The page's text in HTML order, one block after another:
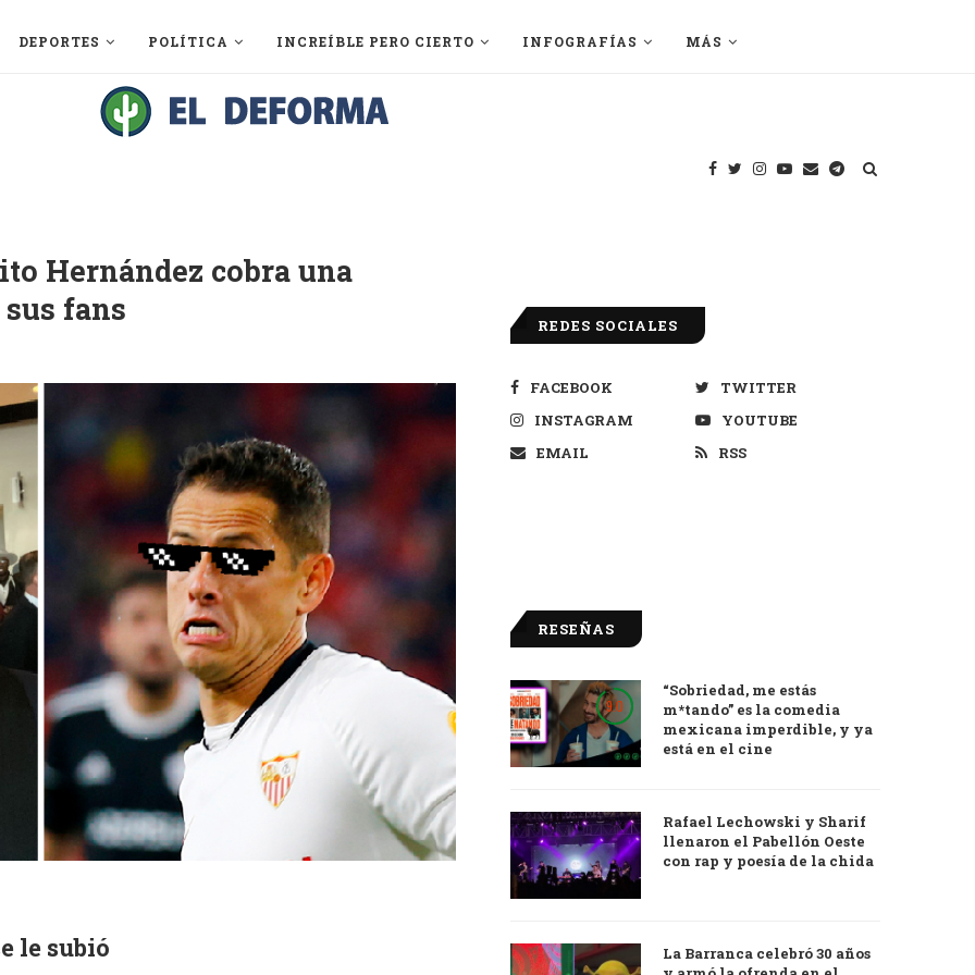
DEPORTES POLÍTICA INCREÍBLE PERO CIERTO INFOGRAFÍAS MÁS
Hernández cobra una
fans
le subió
REDES SOCIALES
FACEBOOK
TWITTER
INSTAGRAM
YOUTUBE
EMAIL
RSS
RESEÑAS
9.0
“Sobriedad, me estás
m*tando” es la comedia
mexicana imperdible, y ya
está en el cine
Rafael Lechowski y Sharif
llenaron el Pabellón Oeste
con rap y poesía de la chida
La Barranca celebró 30 años